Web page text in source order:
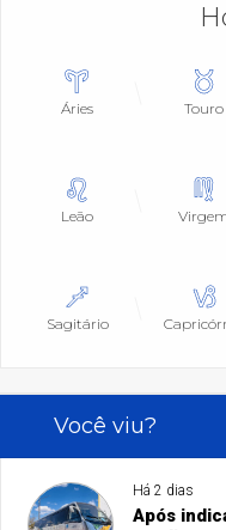
Áries Touro
Leão
Sagitário
Você viu?
Há 2 dias
Após